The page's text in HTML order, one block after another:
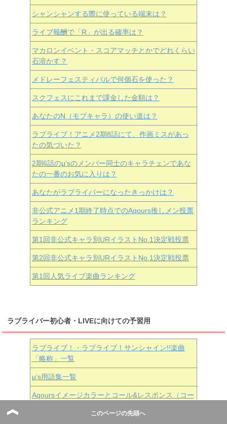
シャンシャンする際に使っている端末は？
ライブ報酬で「R」が出る確率は？
マカロンイベント・スコアマッチとかでどれくらい
石溶かす？
メドレーフェスティバルで何個石を使った？
スクフェスにこれまで課金した金額は？
あなたのN（モブキャラ）の使い道は？
ラブライブ！アニメ2期8話にて、作画ミスがあっ
たの気づいた？
2期6話のμ’sのメンバー同士のキャラチェンであな
たの一番のお気に入りは？
あなたがラブライバーになったきっかけは？
非公式アニメ1期終了時点でのAqours推しメン投票
ランキング
第1回非公式キャラ別URイラストNo.1決定戦投票
第2回非公式キャラ別URイラストNo.1決定戦投票
第1回人気ライブ楽曲ランキング
ラブライバー初心者・LIVEに向けての予習用
ラブライブ！・ラブライブ！サンシャイン!!楽曲
「略称」一覧
μ’s用語集一覧
Aqoursイメージカラーとコール&レスポンス（コー
このページの先頭へ